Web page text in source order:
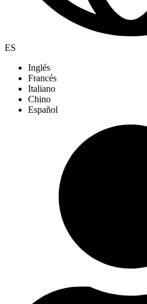
ES
Inglés
Francés
Italiano
Chino
Español